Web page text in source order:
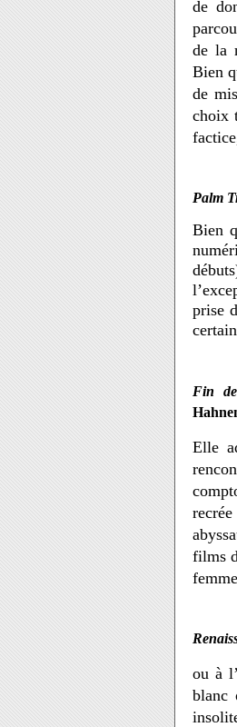
de
de la
Bien
de
choix
Palm
Bien
prise
Fin
Elle
films
ou à
blanc